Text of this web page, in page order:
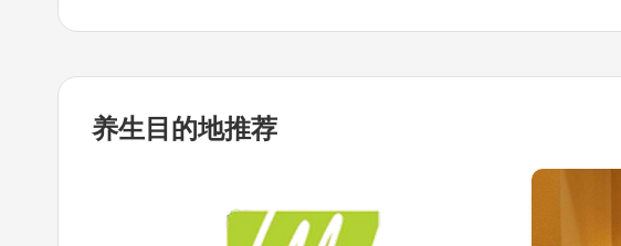
养生目的地推荐